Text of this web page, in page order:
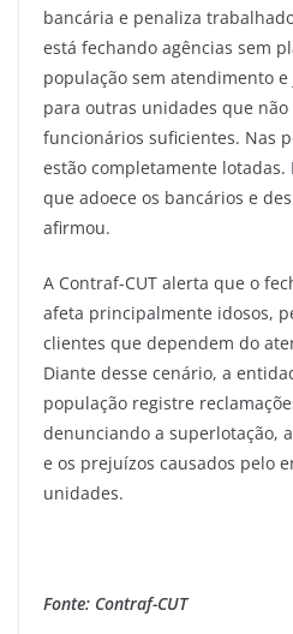
bancária e penaliza
está fechando agências sem
população sem atendimento
para outras unidades que
funcionários suficientes. Nas
estão completamente lotadas.
que adoece os bancários e
afirmou.
A Contraf-CUT alerta que o
afeta principalmente idosos,
clientes que dependem do
Diante desse cenário, a
população registre
denunciando a superlotação,
e os prejuízos causados pelo
unidades.
Fonte: Contraf-CUT